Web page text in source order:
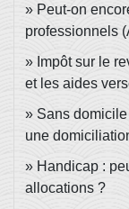
Peut-on
professionnels
Impôt sur le
et les aides
Sans
une
Handicap :
allocations ?